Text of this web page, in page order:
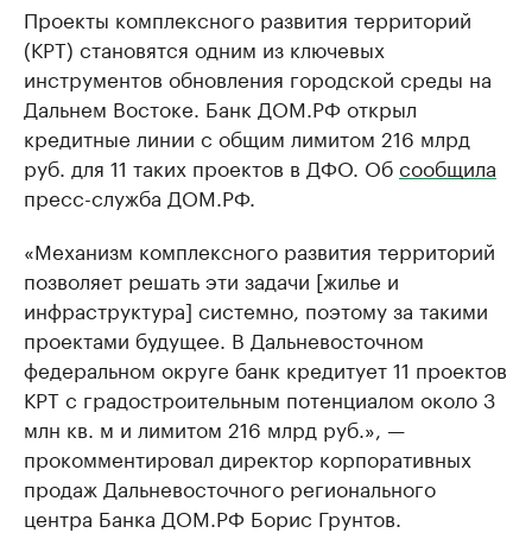
Проекты комплексного развития территорий
(КРТ) становятся одним из ключевых
инструментов обновления городской среды на
Дальнем Востоке. Банк ДОМ.РФ открыл
кредитные линии с общим лимитом 216 млрд
руб. для 11 таких проектов в ДФО. Обсообщила
пресс-служба ДОМ.РФ.
«Механизм комплексного развития территорий
позволяет решать эти задачи [жилье и
инфраструктура] системно, поэтому за такими
проектами будущее. В Дальневосточном
федеральном округе банк кредитует 11 проектов
КРТ с градостроительным потенциалом около 3
млн кв. м и лимитом 216 млрд руб.», —
прокомментировал директор корпоративных
продаж Дальневосточного регионального
центра Банка ДОМ.РФ Борис Грунтов.